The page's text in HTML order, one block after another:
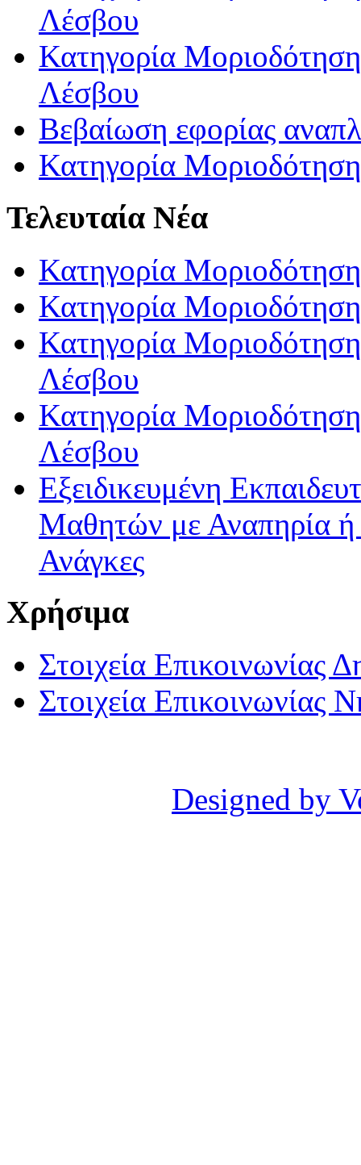
Λέσβου
Κατηγορία
Λέσβου
Βεβαίωση εφορίας
Κατηγορία
Τελευταία Νέα
Κατηγορία
Κατηγορία
Κατηγορία
Λέσβου
Κατηγορία
Λέσβου
Εξειδικευμένη
Μαθητών με Αναπηρία ή /
Ανάγκες
Χρήσιμα
Στοιχεία Επικοινωνίας
Στοιχεία Επικοινωνίας
Designed by